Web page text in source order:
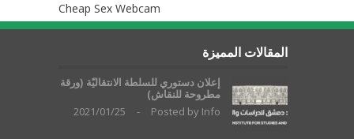
Cheap Sex Webcam
المقالات المميزة
إعلان دستوري للسلطة الانتقاليّة (ورقة
مطروحة للنقاش)
Posted by Info
-
2021/01/25